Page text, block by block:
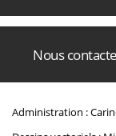
Nous
Administration :